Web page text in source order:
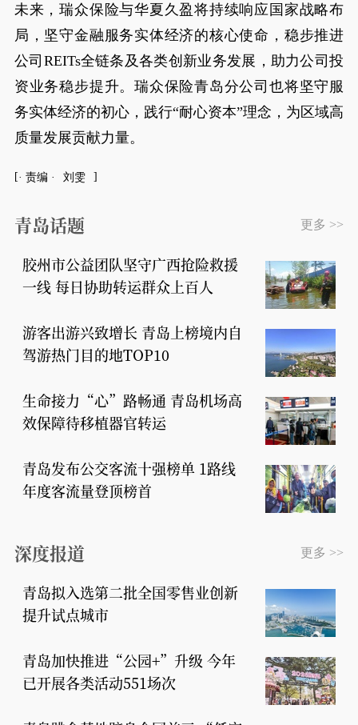
未来，瑞众保险与华夏久盈将持续响应国家战略布
局，坚守金融服务实体经济的核心使命，稳步推进
公司REITs全链条及各类创新业务发展，助力公司投
资业务稳步提升。瑞众保险青岛分公司也将坚守服
务实体经济的初心，践行“耐心资本”理念，为区域高
质量发展贡献力量。
· 责编 · 刘雯
青岛话题 更多 >>
胶州市公益团队坚守广西抢险救援
一线 每日协助转运群众上百人
游客出游兴致增长 青岛上榜境内自
驾游热门目的地TOP10
生命接力“心”路畅通 青岛机场高
效保障待移植器官转运
青岛发布公交客流十强榜单 1路线
年度客流量登顶榜首
深度报道 更多 >>
青岛拟入选第二批全国零售业创新
提升试点城市
青岛加快推进“公园+”升级 今年
已开展各类活动551场次